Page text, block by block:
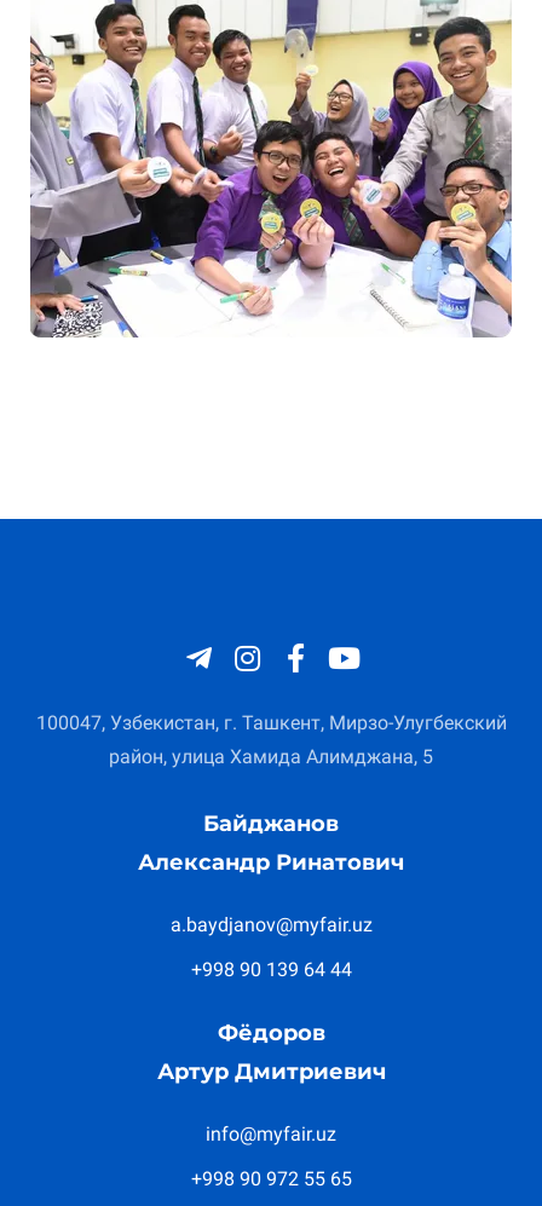
100047, Узбекистан, г. Ташкент, Мирзо-Улугбекский
район, улица Хамида Алимджана, 5
Байджанов
Александр Ринатович
a.baydjanov@myfair.uz
+998 90 139 64 44
Фёдоров
Артур Дмитриевич
info@myfair.uz
+998 90 972 55 65